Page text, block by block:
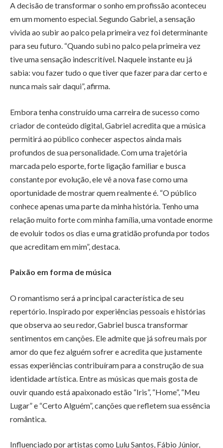
A decisão de transformar o sonho em profissão aconteceu
em um momento especial. Segundo Gabriel, a sensação
vivida ao subir ao palco pela primeira vez foi determinante
para seu futuro. “Quando subi no palco pela primeira vez
tive uma sensação indescritível. Naquele instante eu já
sabia: vou fazer tudo o que tiver que fazer para dar certo e
nunca mais sair daqui”, afirma.
Embora tenha construído uma carreira de sucesso como
criador de conteúdo digital, Gabriel acredita que a música
permitirá ao público conhecer aspectos ainda mais
profundos de sua personalidade. Com uma trajetória
marcada pelo esporte, forte ligação familiar e busca
constante por evolução, ele vê a nova fase como uma
oportunidade de mostrar quem realmente é. “O público
conhece apenas uma parte da minha história. Tenho uma
relação muito forte com minha família, uma vontade enorme
de evoluir todos os dias e uma gratidão profunda por todos
que acreditam em mim”, destaca.
Paixão em forma de música
O romantismo será a principal característica de seu
repertório. Inspirado por experiências pessoais e histórias
que observa ao seu redor, Gabriel busca transformar
sentimentos em canções. Ele admite que já sofreu mais por
amor do que fez alguém sofrer e acredita que justamente
essas experiências contribuíram para a construção de sua
identidade artística. Entre as músicas que mais gosta de
ouvir quando está apaixonado estão “Iris”, “Home”, “Meu
Lugar” e “Certo Alguém”, canções que refletem sua essência
romântica.
Influenciado por artistas como Lulu Santos, Fábio Júnior,